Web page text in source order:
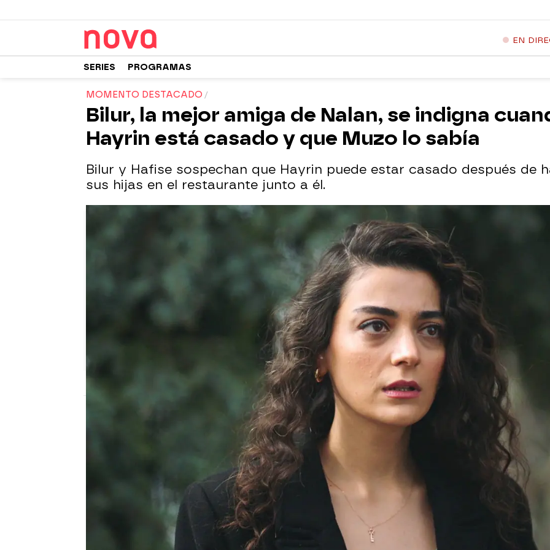
EN
SERIES PROGRAMAS
MOMENTO DESTACADO
Bilur, la mejor amiga de Nalan, se indigna
Hayrin está casado y que Muzo lo sabía
Bilur y Hafise sospechan que Hayrin puede estar casado después de
sus hijas en el restaurante junto a él.
19 de febrero de 2025, 23:30
WhatsappFacebook
Hayrin y Nalan están cenando unos kebabs en el restaurante
donde trabaja el antiguo chófer de los Koroglu. Hayrin ya sabe
que su mujer ha regresado del pueblo debido a unos
problemas económicos, pero su sorpresa es grande cuando la
ve junto a sus hijas entrando en el restaurante donde está
cenando con Nalan. La sorpresa es mutua porque
Turcan, que